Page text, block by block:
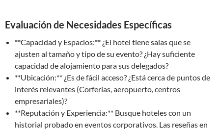
Evaluación de Necesidades Específicas
**Capacidad y Espacios:** ¿El hotel tiene salas que se
ajusten al tamaño y tipo de su evento? ¿Hay suficiente
capacidad de alojamiento para sus delegados?
**Ubicación:** ¿Es de fácil acceso? ¿Está cerca de puntos de
interés relevantes (Corferias, aeropuerto, centros
empresariales)?
**Reputación y Experiencia:** Busque hoteles con un
historial probado en eventos corporativos. Las reseñas en